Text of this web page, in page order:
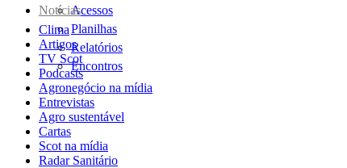
Acessos
Planilhas
Relatórios
Encontros
Notícias
Clima
Artigos
TV Scot
Podcasts
Agronegócio na mídia
Entrevistas
Agro sustentável
Cartas
Scot na mídia
Radar Sanitário